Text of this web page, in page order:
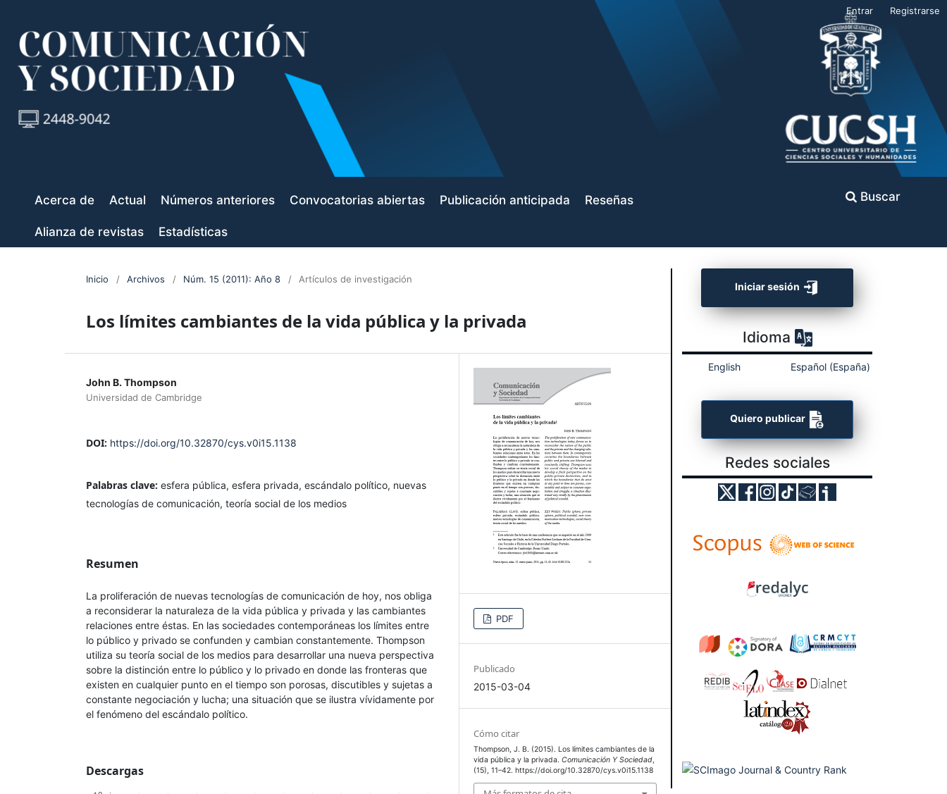
Acerca de Actual Números anteriores Convocatorias abiertas Publicación anticipada Reseñas
Alianza de revistas Estadísticas
Buscar
Entrar Registrarse
Inicio / Archivos / Núm. 15 (2011): Año 8 / Artículos de investigación
Los límites cambiantes de la vida pública y la privada
John B. Thompson
Universidad de Cambridge
DOI: https://doi.org/10.32870/cys.v0i15.1138
Palabras clave: esfera pública, esfera privada, escándalo político, nuevas
tecnologías de comunicación, teoría social de los medios
Resumen
La proliferación de nuevas tecnologías de comunicación de hoy, nos obliga
a reconsiderar la naturaleza de la vida pública y privada y las cambiantes
relaciones entre éstas. En las sociedades contemporáneas los límites entre
lo público y privado se confunden y cambian constantemente. Thompson
utiliza su teoría social de los medios para desarrollar una nueva perspectiva
sobre la distinción entre lo público y lo privado en donde las fronteras que
existen en cualquier punto en el tiempo son porosas, discutibles y sujetas a
constante negociación y lucha; una situación que se ilustra vívidamente por
el fenómeno del escándalo político.
Descargas
PDF
Publicado
2015-03-04
Cómo citar
Thompson, J. B. (2015). Los límites cambiantes de la
vida pública y la privada.Comunicación Y Sociedad,
(15), 11–42. https://doi.org/10.32870/cys.v0i15.1138
Iniciar sesión
Idioma
English Español (España)
Quiero publicar
Redes sociales